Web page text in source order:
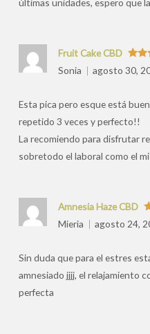
con
Fruit Cake CBD
Sonia
agosto 30,
Esta pica pero esque está
repetido 3 veces y perfecto!!
La recomiendo para disfrutar
sobretodo el laboral como el
Amnesia Haze CBD
Mieria
agosto 24,
Sin duda que para el estres
amnesiado jjjj, el relajamiento
perfecta